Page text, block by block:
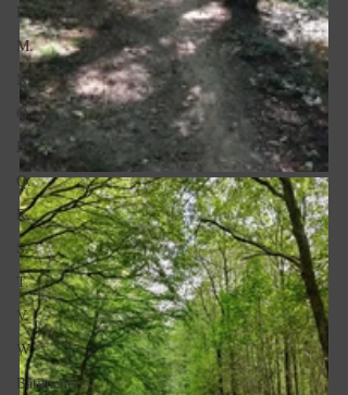
L.
M.
N.
O.
P.
Q.
R.
S.
T.
V.
W.
Bâtiments